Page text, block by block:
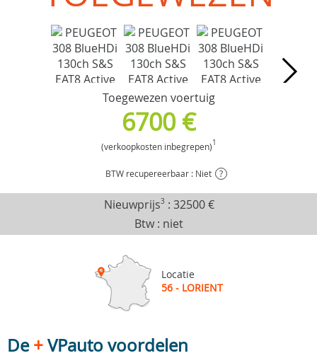
Toegewezen voertuig
6700 €
(verkoopkosten inbegrepen)1
BTW recupereerbaar : Niet ?
Nieuwprijs3 :32500 €
Btw : niet
Locatie
56 - LORIENT
De+VPauto voordelen